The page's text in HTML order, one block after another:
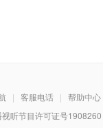
| 客服电话 | 帮助中心
听节目许可证号